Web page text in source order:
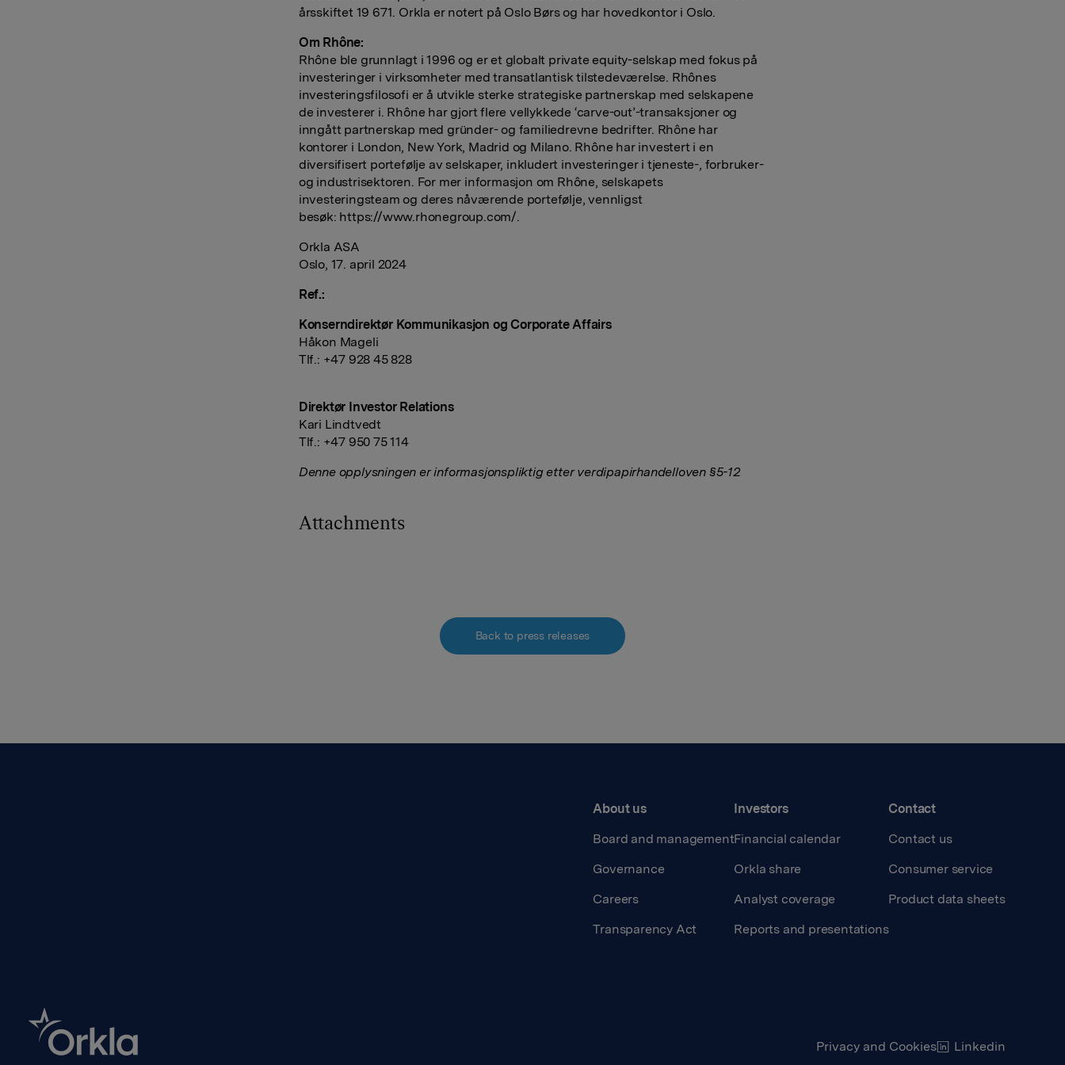
årsskiftet 19 671. Orkla er notert på Oslo Børs og har hovedkontor i Oslo.
Om Rhône:
Rhône ble grunnlagt i 1996 og er et globalt private equity-selskap med fokus på
investeringer i virksomheter med transatlantisk tilstedeværelse. Rhônes
investeringsfilosofi er å utvikle sterke strategiske partnerskap med selskapene
de investerer i. Rhône har gjort flere vellykkede ‘carve-out’-transaksjoner og
inngått partnerskap med gründer- og familiedrevne bedrifter. Rhône har
kontorer i London, New York, Madrid og Milano. Rhône har investert i en
diversifisert portefølje av selskaper, inkludert investeringer i tjeneste-, forbruker-
og industrisektoren. For mer informasjon om Rhône, selskapets
investeringsteam og deres nåværende portefølje, vennligst
besøk: https://www.rhonegroup.com/.
Orkla ASA
Oslo, 17. april 2024
Ref.:
Konserndirektør Kommunikasjon og Corporate Affairs
Håkon Mageli
Tlf.: +47 928 45 828
Direktør Investor Relations
Kari Lindtvedt
Tlf.: +47 950 75 114
Denne opplysningen er informasjonspliktig etter verdipapirhandelloven §5-12
Attachments
Back to press releases
About us
Board and management
Governance
Careers
Transparency Act
Investors
Financial calendar
Orkla share
Analyst coverage
Reports and presentations
Contact
Contact us
Consumer service
Product data sheets
Privacy and Cookies Linkedin